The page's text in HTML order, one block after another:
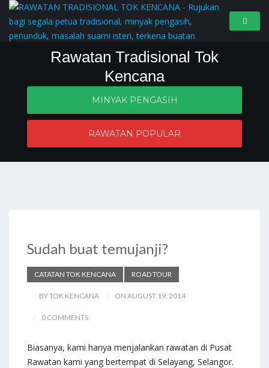
Rawatan Tradisional Tok
Kencana
Penyelesaian masalah zahir dan batin
MINYAK PENGASIH
RAWATAN POPULAR
Sudah buat temujanji?
CATATAN TOK KENCANA ROAD TOUR
BY TOK KENCANA ON AUGUST 19, 2014
0 COMMENTS
Biasanya, kami hanya menjalankan rawatan di Pusat
Rawatan kami yang bertempat di Selayang, Selangor.